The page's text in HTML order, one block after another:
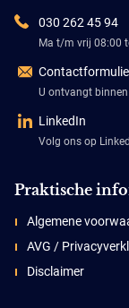
030 262 45 94
Ma t/m vrij 08:00
U ontvangt
LinkedIn
Volg ons op
Praktische
Algemene
AVG /
Disclaimer